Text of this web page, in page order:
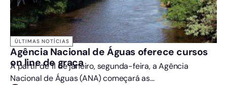
ÚLTIMAS NOTÍCIAS
Agência Nacional de Águas oferece cursos
on line de graça
A partir de 11 de janeiro, segunda-feira, a Agência
Nacional de Águas (ANA) começará as...